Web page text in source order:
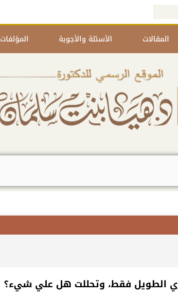
المقالات الأسئلة والأجوبة المؤلفات
الطويل فقط، وتحللت هل علي شيء؟